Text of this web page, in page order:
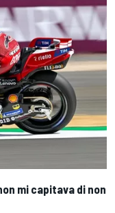
mi capitava di non